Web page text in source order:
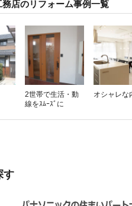
店のリフォーム事例一覧
2世帯で生活・動
線をｽﾑｰｽﾞに
オシャレな
す